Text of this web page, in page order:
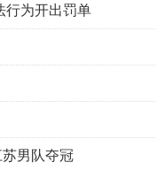
行为开出罚单
男队夺冠